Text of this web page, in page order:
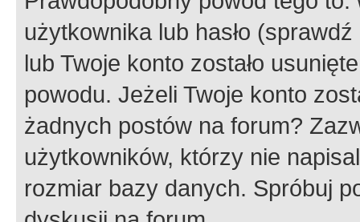
użytkownika lub hasło
lub Twoje konto zostało
powodu. Jeżeli Twoje konto
żadnych postów na forum?
użytkowników, którzy nie
rozmiar bazy danych. Spróbuj